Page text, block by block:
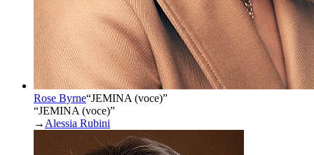
Rose Byrne“JEMINA (voce)”
“JEMINA (voce)”
→ Alessia Rubini